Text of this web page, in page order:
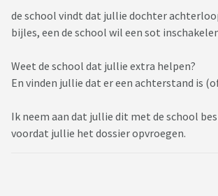
de school vindt dat jullie dochter
bijles, een de school wil een sot
Weet de school dat jullie extra helpen?
En vinden jullie dat er een achterstand is
Ik neem aan dat jullie dit met de school
voordat jullie het dossier opvroegen.